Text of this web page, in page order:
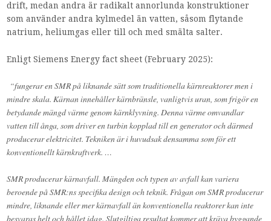
drift, medan andra är radikalt annorlunda konstruktioner
som använder andra kylmedel än vatten, såsom flytande
natrium, heliumgas eller till och med smälta salter.
Enligt Siemens Energy fact sheet (February 2025):
“fungerar en SMR på liknande sätt som traditionella kärnreaktorer men i
mindre skala. Kärnan innehåller kärnbränsle, vanligtvis uran, som frigör en
betydande mängd värme genom kärnklyvning. Denna värme omvandlar
vatten till ånga, som driver en turbin kopplad till en generator och därmed
producerar elektricitet. Tekniken är i huvudsak densamma som för ett
konventionellt kärnkraftverk. …
SMR producerar kärnavfall. Mängden och typen av avfall kan variera
beroende på SMR:ns specifika design och teknik. Frågan om SMR producerar
mindre, liknande eller mer kärnavfall än konventionella reaktorer kan inte
besvaras helt och hållet idag. Slutgiltiga resultat kommer att kräva byggande